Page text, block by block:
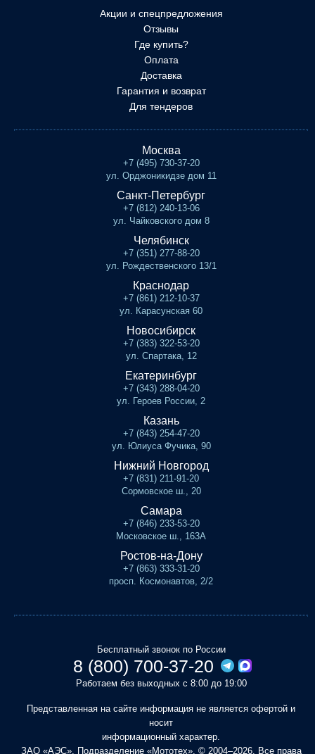
Акции и спецпредложения
Отзывы
Где купить?
Оплата
Доставка
Гарантия и возврат
Для тендеров
Москва
+7 (495) 730-37-20
ул. Орджоникидзе дом 11
Санкт-Петербург
+7 (812) 240-13-06
ул. Чайковского дом 8
Челябинск
+7 (351) 277-88-20
ул. Рождественского 13/1
Краснодар
+7 (861) 212-10-37
ул. Карасунская 60
Новосибирск
+7 (383) 322-53-20
ул. Спартака, 12
Екатеринбург
+7 (343) 288-04-20
ул. Героев России, 2
Казань
+7 (843) 254-47-20
ул. Юлиуса Фучика, 90
Нижний Новгород
+7 (831) 211-91-20
Сормовское ш., 20
Самара
+7 (846) 233-53-20
Московское ш., 163А
Ростов-на-Дону
+7 (863) 333-31-20
просп. Космонавтов, 2/2
Бесплатный звонок по России
8 (800) 700-37-20
Работаем без выходных с 8:00 до 19:00
Представленная на сайте информация не является офертой и
носит
информационный характер.
ЗАО «АЭС». Подразделение «Мототех». © 2004–2026. Все права